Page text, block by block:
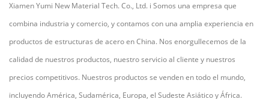
Xiamen Yumi New Material Tech. Co., Ltd. i Somos una empresa que
combina industria y comercio, y contamos con una amplia experiencia en
productos de estructuras de acero en China. Nos enorgullecemos de la
calidad de nuestros productos, nuestro servicio al cliente y nuestros
precios competitivos. Nuestros productos se venden en todo el mundo,
incluyendo América, Sudamérica, Europa, el Sudeste Asiático y África.